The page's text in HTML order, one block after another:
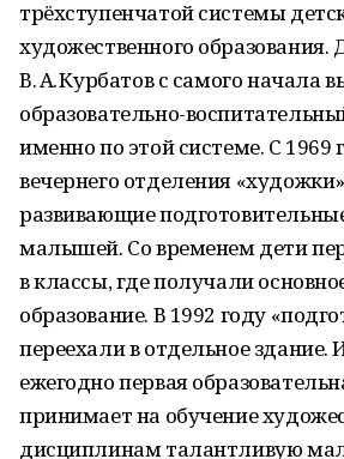
трёхступенчатой системы
художественного
В. А. Курбатов с самого начала
образовательно-
именно по этой системе. С 1969
вечернего отделения
развивающие
малышей. Со временем дети
в классы, где получали
образование. В 1992 году
переехали в отдельное здание.
ежегодно первая
принимает на обучение
дисциплинам талантливую